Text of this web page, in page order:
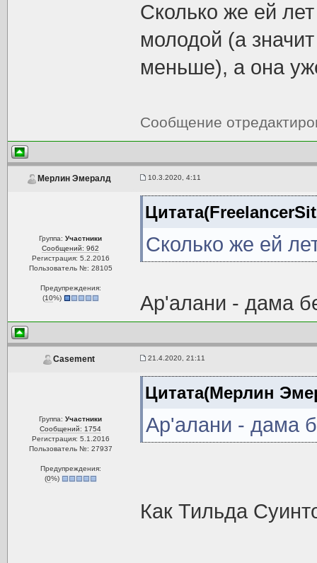
Сколько же ей
молодой (а
меньше), а она
Сообщение
Мерлин Эмералд 10.3.2020, 4:11
Группа:Участники
Сообщений: 962
Регистрация: 5.2.2016
Пользователь №: 28105
Предупреждения:
(10%)
Сколько же ей
Ар'алани - дама
Casement 21.4.2020, 21:11
Группа:Участники
Сообщений: 1754
Регистрация: 5.1.2016
Пользователь №: 27937
Предупреждения:
(0%)
Цитата(Мерлин
Ар'алани - дама
Как Тильда